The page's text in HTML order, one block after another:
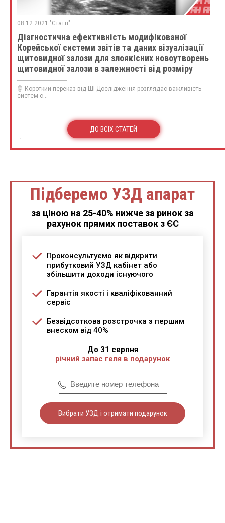
08.12.2021 "Статті"
Діагностична ефективність модифікованої
Корейської системи звітів та даних візуалізації
щитовидної залози для злоякісних новоутворень
щитовидної залози в залежності від розміру
вузлика: порівняння з п’ятьма рекомендаціями
стратифікації
🤖 Короткий переказ від ШІ Дослідження розглядає важливість
систем с...
ДО ВСІХ СТАТЕЙ
Підберемо УЗД апарат
за ціною на 25-40% нижче за ринок за
рахунок прямих поставок з ЄС
Проконсультуємо як відкрити
прибутковий УЗД кабінет або
збільшити доходи існуючого
Гарантія якості і кваліфікованний
сервіс
Безвідсоткова розстрочка з першим
внеском від 40%
До 31 серпня
річний запас геля в подарунок
Вибрати УЗД і отримати подарунок